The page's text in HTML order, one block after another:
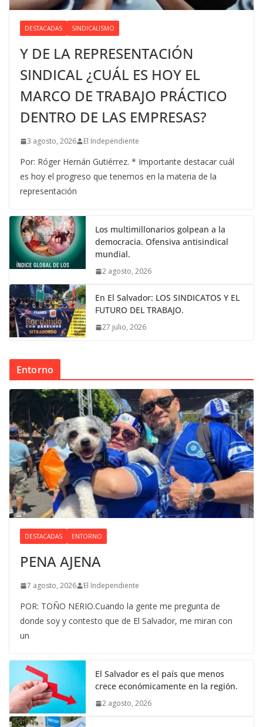
DESTACADAS SINDICALISMO
Y DE LA REPRESENTACIÓN
SINDICAL ¿CUÁL ES HOY EL
MARCO DE TRABAJO PRÁCTICO
DENTRO DE LAS EMPRESAS?
3 agosto, 2026 El Independiente
Por: Róger Hernán Gutiérrez. * Importante destacar cuál
es hoy el progreso que tenemos en la materia de la
representación
Los multimillonarios golpean a la
democracia. Ofensiva antisindical
mundial.
2 agosto, 2026
En El Salvador: LOS SINDICATOS Y EL
FUTURO DEL TRABAJO.
27 julio, 2026
Entorno
DESTACADAS ENTORNO
PENA AJENA
7 agosto, 2026 El Independiente
POR: TOÑO NERIO.Cuando la gente me pregunta de
donde soy y contesto que de El Salvador, me miran con
un
El Salvador es el país que menos
crece económicamente en la región.
2 agosto, 2026